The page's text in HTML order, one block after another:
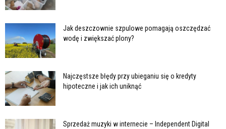
Jak deszczownie szpulowe pomagają oszczędzać
wodę i zwiększać plony?
Najczęstsze błędy przy ubieganiu się o kredyty
hipoteczne i jak ich uniknąć
Sprzedaż muzyki w internecie – Independent Digital